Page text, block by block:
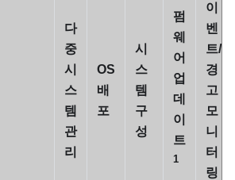
다
중
시
스
템
관
리
OS
배
포
시
스
템
구
성
펌
웨
어
업
데
이
트
1
이
벤
트/
경
고
모
니
터
링